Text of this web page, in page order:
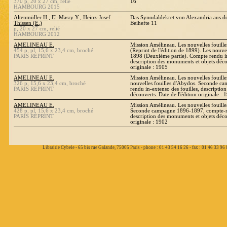
HAMBOURG 2015
Altenmüller H., El-Masry Y., Heinz-Josef
Thissen (E.)
p, 20 x 27 cm, relié
HAMBOURG 2012
Das Synodaldekret von Alexandria aus
Beihefte 11
AMELINEAU E.
454 p, pl, 15,6 x 23,4 cm, broché
PARIS REPRINT
Mission Amélineau. Les nouvelles
(Reprint de l'édition de 1899). Les
1898 (Deuxième partie). Compte rendu
description des monuments et objets
originale : 1905
AMELINEAU E.
326 p, 15,6 x 23,4 cm, broché
PARIS REPRINT
Mission Amélineau. Les nouvelles
nouvelles fouilles d'Abydos. Seconde
rendu in-extenso des fouilles,
découverts. Date de l'édition originale :
AMELINEAU E.
428 p, pl, 15,6 x 23,4 cm, broché
PARIS REPRINT
Mission Amélineau. Les nouvelles
Seconde campagne 1896-1897,
description des monuments et objets
originale : 1902
Librairie Cybele - 65 bis rue Galande, 75005 Paris - phone : 01 43 54 16 26 - fax : 01 46 33